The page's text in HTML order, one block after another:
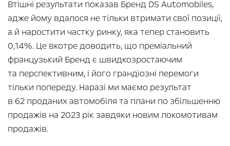
Втішні результати показав Бренд DS Automobiles,
адже йому вдалося не тільки втримати свої позиції,
а й наростити частку ринку, яка тепер становить
0,14%. Це вкотре доводить, що преміальний
французький Бренд є швидкозростаючим
та перспективним, і його грандіозні перемоги
тільки попереду. Наразі ми маємо результат
в 62 проданих автомобіля та плани по збільшенню
продажів на 2023 рік завдяки новим локомотивам
продажів.